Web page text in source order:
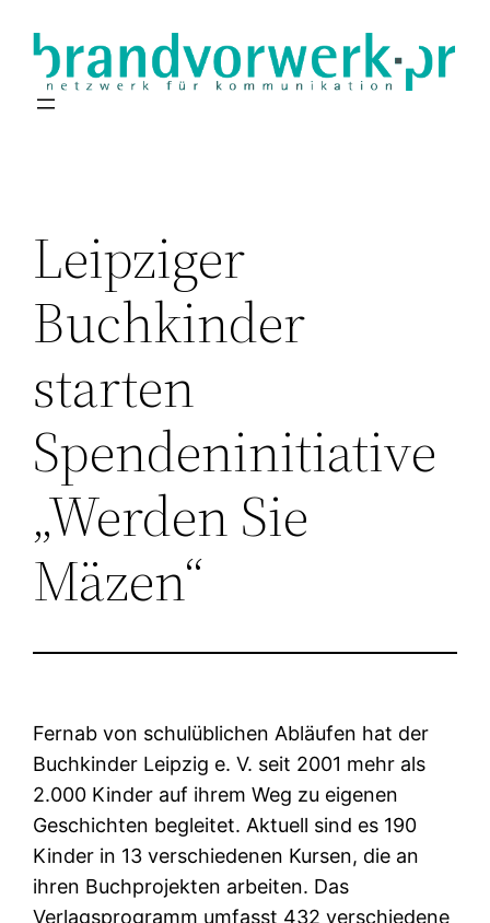
Inhalt
springen
Leipziger
Buchkinder
starten
Spendeninitiative
„Werden Sie
Mäzen“
Fernab von schulüblichen Abläufen hat der
Buchkinder Leipzig e. V. seit 2001 mehr als
2.000 Kinder auf ihrem Weg zu eigenen
Geschichten begleitet. Aktuell sind es 190
Kinder in 13 verschiedenen Kursen, die an
ihren Buchprojekten arbeiten. Das
Verlagsprogramm umfasst 432 verschiedene